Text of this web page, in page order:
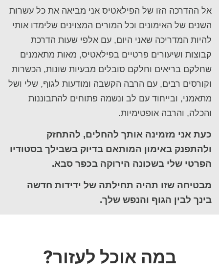
אל ההדרכה הזו של הפילאטיס אני מביאה את כל עשרות
השנים של האימונים וכל המורים המצוינים שלימדו אותי
להיות המדריכה שאני היום, עם אלפי שעות הדרכת
קבוצות ושיעורים פרטיים בפילאטיס, מאות מתאמנים
שחלקם בריאים וחלקם סובלים מבעיות שונות, הכשרות
וקורסים רבים, עם הרבה הקשבה ומודעות לגוף, שלי ושל
מתאמני, ובייחוד עם לב ונשמה פתוחים להתבוננות
והכלה, והרבה אופטימיות.
כעת אני מזמינה אותך להחלים, להתחזק
ולהתפנק באימון המותאם בדיוק בשבילך בסטודיו
הפרטי שלי בשכונה הירוקה בכפר סבא.
מבטיחה שזו תהיה תחילתה של ידידות חדשה
בינך לבין הגוף והנפש שלך.
במה אוכל לעזור?